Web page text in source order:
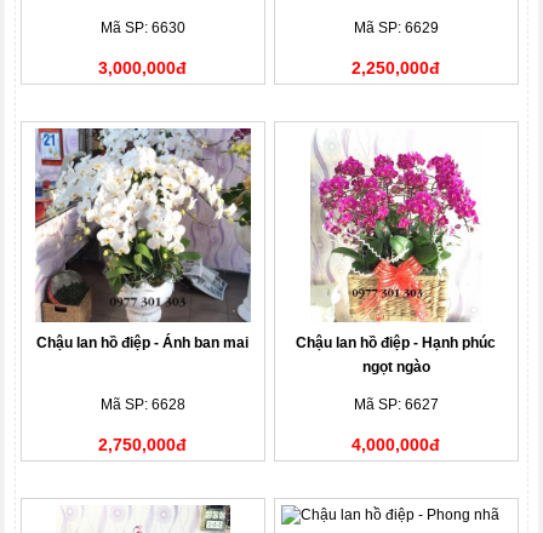
Mã SP: 6630
3,000,000đ
Mã SP: 6629
2,250,000đ
Chậu lan hồ điệp - Ánh ban mai
Mã SP: 6628
2,750,000đ
Chậu lan hồ điệp - Hạnh phúc
ngọt ngào
Mã SP: 6627
4,000,000đ